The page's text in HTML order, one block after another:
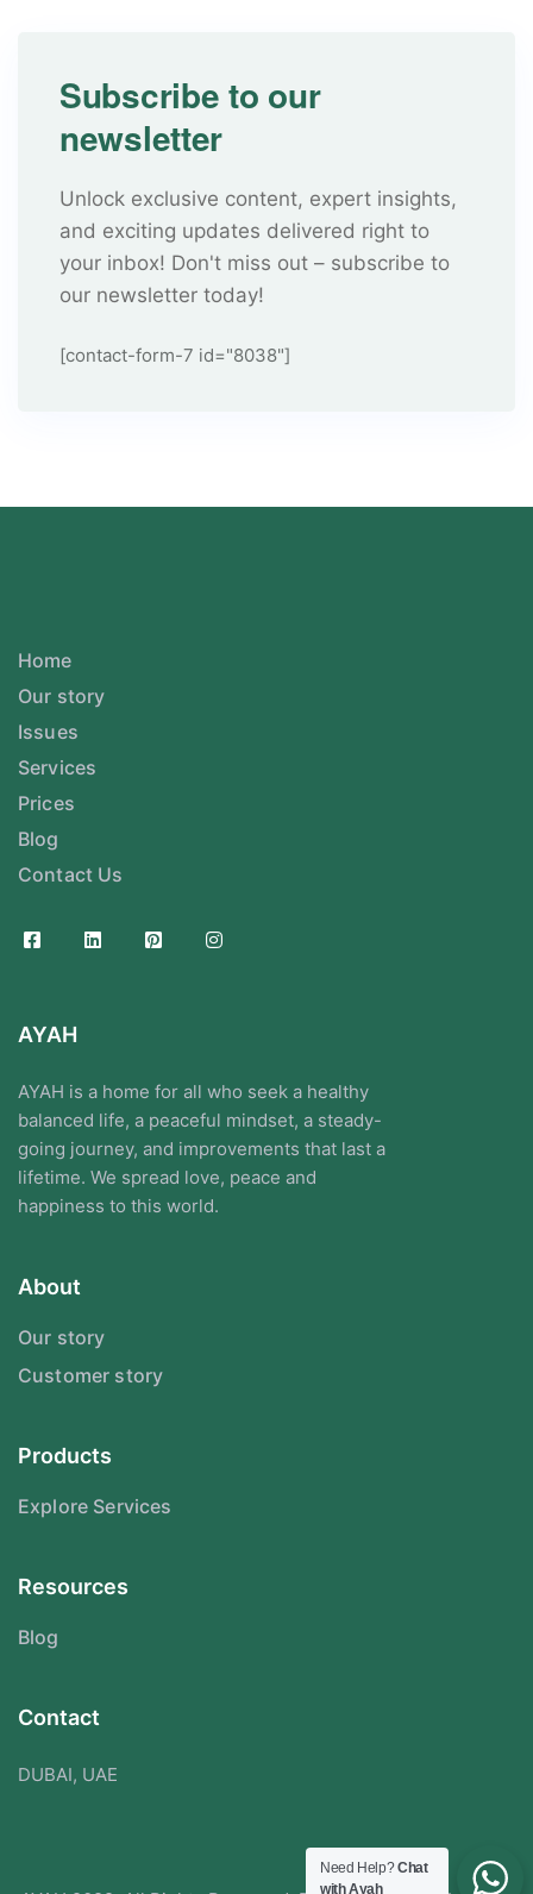
Subscribe to our
newsletter
Unlock exclusive content, expert insights,
and exciting updates delivered right to
your inbox! Don't miss out – subscribe to
our newsletter today!
[contact-form-7 id="8038"]
Home
Our story
Issues
Services
Prices
Blog
Contact Us
AYAH
AYAH is a home for all who seek a healthy
balanced life, a peaceful mindset, a steady-
going journey, and improvements that last a
lifetime. We spread love, peace and
happiness to this world.
About
Our story
Customer story
Products
Explore Services
Resources
Blog
Contact
DUBAI, UAE
Need Help?Chat
with Ayah